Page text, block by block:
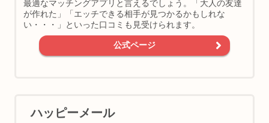
最適なマッチングアプリと言えるでしょう。「大人の友達
が作れた」「エッチできる相手が見つかるかもしれな
い・・・」といった口コミも見受けられます。
公式ページ
ハッピーメール